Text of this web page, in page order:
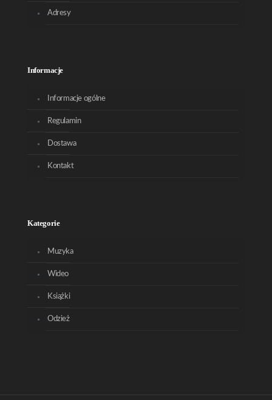
Adresy
Informacje
Informacje ogólne
Regulamin
Dostawa
Kontakt
Kategorie
Muzyka
Wideo
Książki
Odzież